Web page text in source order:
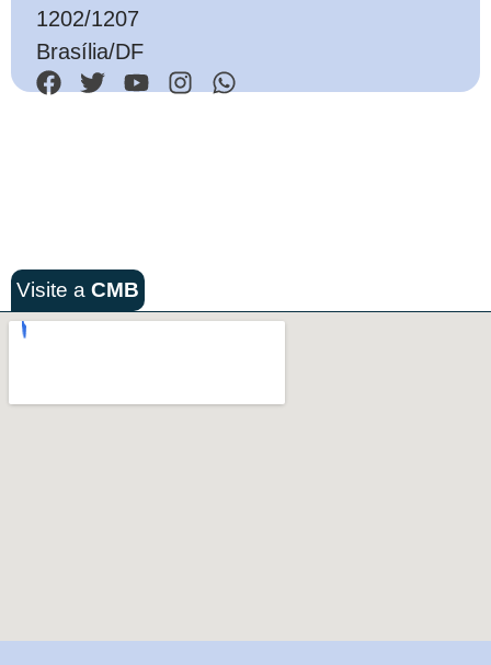
1202/1207
Brasília/DF
Visite a CMB